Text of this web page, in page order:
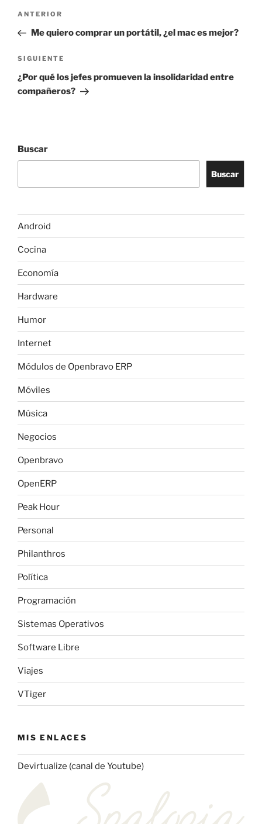
Navegación
entradas
Entrada
anterior:
ANTERIOR
Me quiero comprar un portátil, ¿el mac es mejor?
Siguiente
entrada
SIGUIENTE
¿Por qué los jefes promueven la insolidaridad entre
compañeros?
Buscar
Buscar
Android
Cocina
Economía
Hardware
Humor
Internet
Módulos de Openbravo ERP
Móviles
Música
Negocios
Openbravo
OpenERP
Peak Hour
Personal
Philanthros
Política
Programación
Sistemas Operativos
Software Libre
Viajes
VTiger
MIS ENLACES
Devirtualize (canal de Youtube)